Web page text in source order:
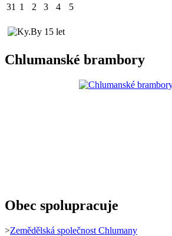
31 1 2 3 4 5
Chlumanské brambory
Obec spolupracuje
>Zemědělská společnost Chlumany